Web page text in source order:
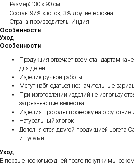
Размер: 130 х 90 см
Состав: 97% хлопок, 3% другие волокна
Страна производитель: Индия
Особенности
Уход
Особенности
Продукция отвечает всем стандартам
для детей
Изделие ручной работы
Могут наблюдаться незначительные
При изготовлении изделий не
загрязняющие вещества
Изделия проходят проверку на отсутствие
Натуральный хлопок
Дополняются другой продукцией Lorena
и пуфами
Уход
В первые несколько дней после покупки мы